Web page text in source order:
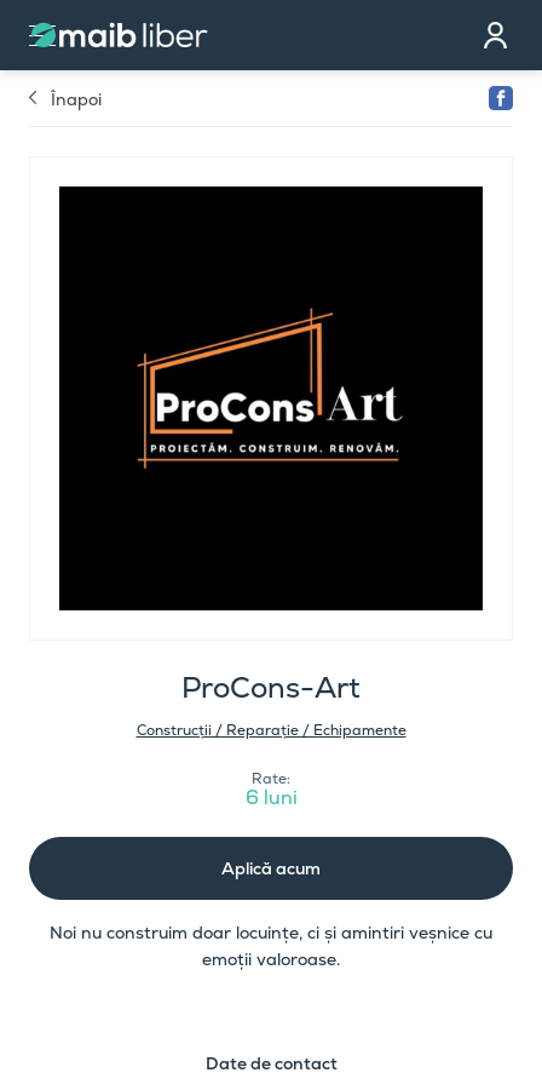
Contact
Devino partener
Înapoi
ProCons-Art
Construcții / Reparație / Echipamente
Rate:
6 luni
Aplică acum
Noi nu construim doar locuințe, ci și amintiri veșnice cu
emoții valoroase.
Date de contact